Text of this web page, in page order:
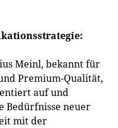
Meinl, bekannt für
Premium-Qualität,
auf und
Bedürfnisse neuer
mit der